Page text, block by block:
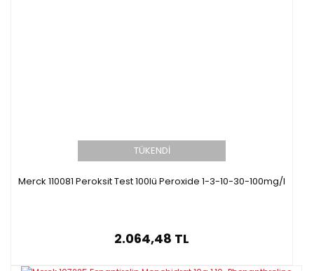
TÜKENDİ
Merck 110081 Peroksit Test 100lü Peroxide 1-3-10-30-100mg/l
2.064,48 TL